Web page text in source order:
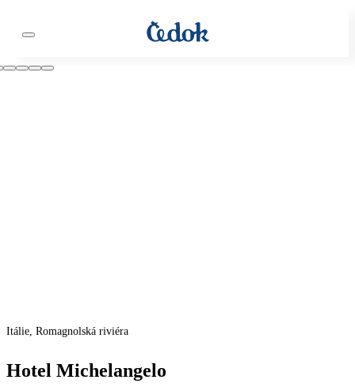
Itálie, Romagnolská riviéra
Hotel Michelangelo